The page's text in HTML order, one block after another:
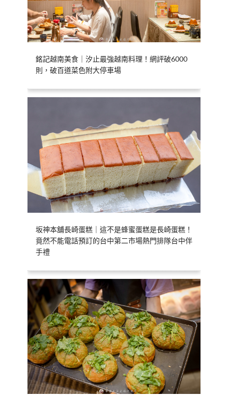
銘記越南美食｜汐止最強越南料理！網評破6000
則，破百道菜色附大停車場
坂神本舖長崎蛋糕｜這不是蜂蜜蛋糕是長崎蛋糕！
竟然不能電話預訂的台中第二市場熱門排隊台中伴
手禮